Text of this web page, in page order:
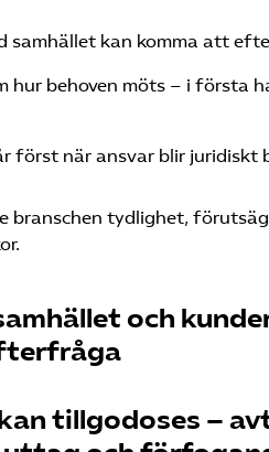
samhället kan komma att
hur behoven möts – i första
först när ansvar blir juridiskt
branschen tydlighet,
och
behov kan också uppstå
tillgodoses –